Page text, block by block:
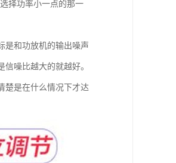
择功率小一点的那一
是和功放机的输出噪声
噪比越大的就越好。
楚是在什么情况下才达